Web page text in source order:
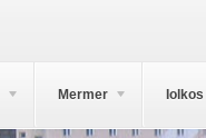
Mermer Iolkos